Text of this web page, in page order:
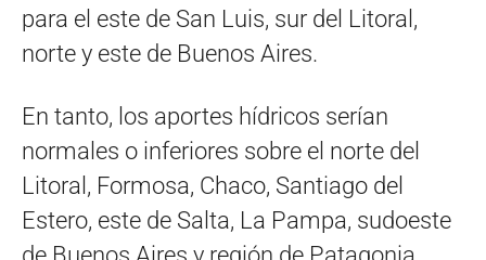
para el este de San Luis, sur del Litoral,
norte y este de Buenos Aires.
En tanto, los aportes hídricos serían
normales o inferiores sobre el norte del
Litoral, Formosa, Chaco, Santiago del
Estero, este de Salta, La Pampa, sudoeste